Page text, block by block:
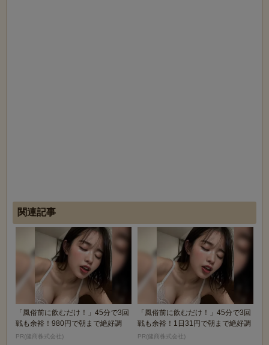
関連記事
「風俗前に飲むだけ！」45分で3回
戦も余裕！980円で朝まで絶好調
PR(健商株式会社)
「風俗前に飲むだけ！」45分で3回
戦も余裕！1日31円で朝まで絶好調
PR(健商株式会社)